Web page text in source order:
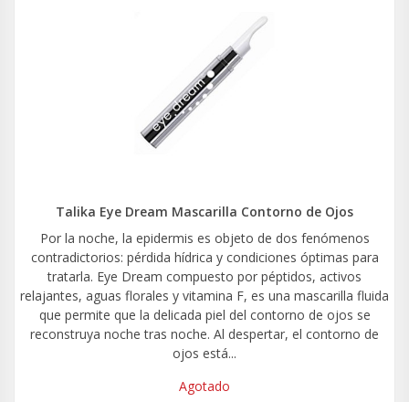
Talika Eye Dream Mascarilla Contorno de Ojos
Por la noche, la epidermis es objeto de dos fenómenos
contradictorios: pérdida hídrica y condiciones óptimas para
tratarla. Eye Dream compuesto por péptidos, activos
relajantes, aguas florales y vitamina F, es una mascarilla fluida
que permite que la delicada piel del contorno de ojos se
reconstruya noche tras noche. Al despertar, el contorno de
ojos está...
Agotado